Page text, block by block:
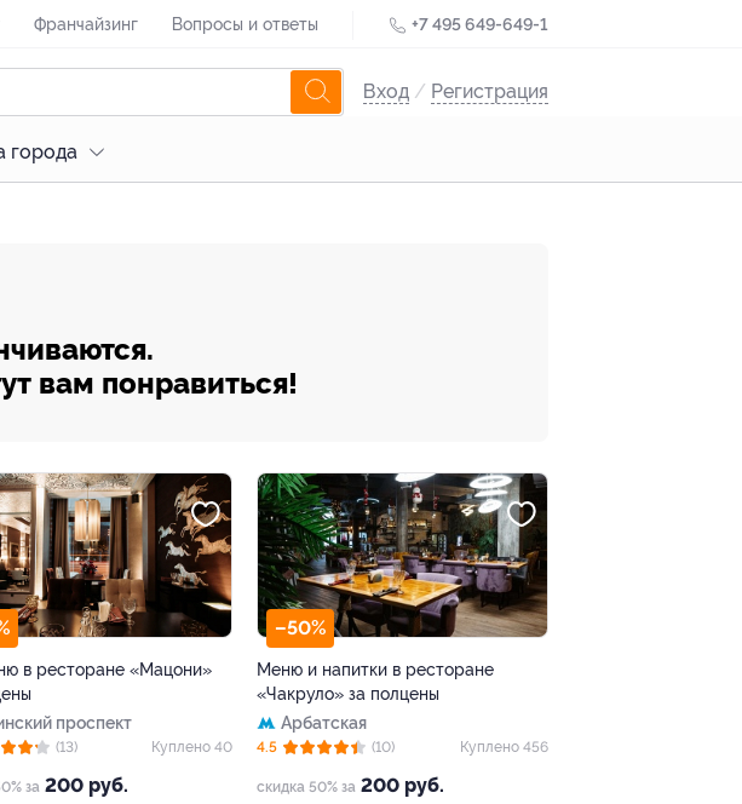
Франчайзинг Вопросы и ответы +7 495 649-649-1
Вход / Регистрация
города
вам понравиться!
в ресторане «Мацони»
проспект
за 200 руб.
(13) Куплено 40
–50%
Меню и напитки в ресторане
«Чакруло» за полцены
Арбатская
скидка 50% за 200 руб.
4.5 (10) Куплено 456